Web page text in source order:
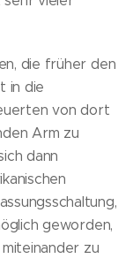
die früher den
in die
von dort
Arm zu
dann
geworden,
zu